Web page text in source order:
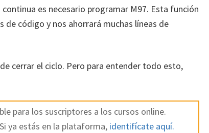
es necesario programar M97. Esta función
de código y nos ahorrará muchas líneas de
cerrar el ciclo. Pero para entender todo esto,
para los suscriptores a los cursos online.
Si ya estás en la plataforma, identifícate aquí.